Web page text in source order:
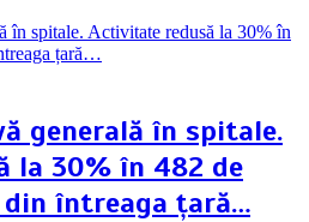
generală în spitale.
la 30% în 482 de
întreaga țară…